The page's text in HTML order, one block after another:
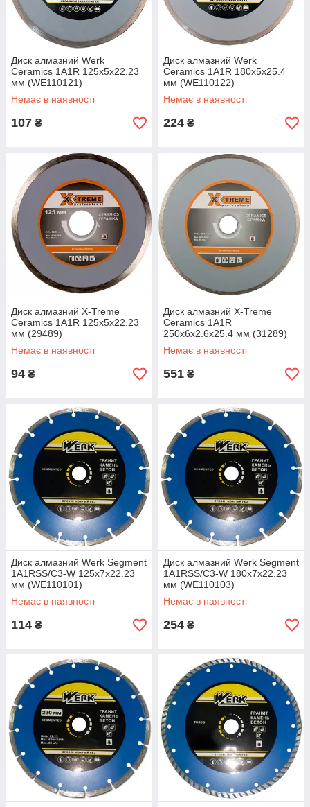
Диск алмазний Werk
Ceramics 1A1R 125х5х22.23
мм (WE110121)
Немає в наявності
107 ₴
Диск алмазний Werk
Ceramics 1A1R 180х5х25.4
мм (WE110122)
Немає в наявності
224 ₴
Диск алмазний X-Treme
Ceramics 1A1R 125х5х22.23
мм (29489)
Немає в наявності
94 ₴
Диск алмазний X-Treme
Ceramics 1A1R
250х6х2.6х25.4 мм (31289)
Немає в наявності
551 ₴
Диск алмазний Werk Segment
1A1RSS/C3-W 125х7х22.23
мм (WE110101)
Немає в наявності
114 ₴
Диск алмазний Werk Segment
1A1RSS/C3-W 180х7х22.23
мм (WE110103)
Немає в наявності
254 ₴